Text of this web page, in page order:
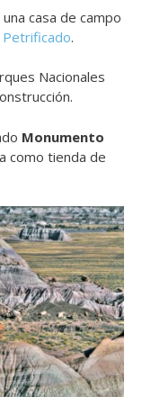
casa de campo
Petrificado.
Nacionales
Monumento
como tienda de